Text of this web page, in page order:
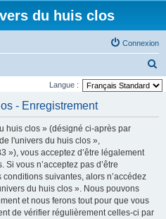
du huis clos
Connexion
e
Langue :
- Enregistrement
huis clos » (désigné ci-après par
l'univers du huis clos »,
»), vous acceptez d’être légalement
vous n’acceptez pas d’être
suivantes, alors n’accédez
du huis clos ». Nous pouvons
et nous ferons tout pour que vous
de vérifier régulièrement celles-ci par